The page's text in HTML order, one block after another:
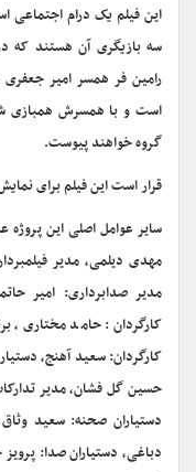
این فیلم یک درام
سه بازیگری آن هستند که
رامین فر همسر امیر جعفری
است و با همسرش همبازی
گروه خواهند پیوست.
قرار است این فیلم برای
سایر عوامل اصلی این پروژه
مهدی دیلمی، مدیر
مدیر صدابرداری: امیر
کارگردان: حامد مختاری،
کارگردان: سعید آهنج،
حسین گل فشان، مدیر
دستیاران صحنه: سعید
دباغی، دستیاران صدا: